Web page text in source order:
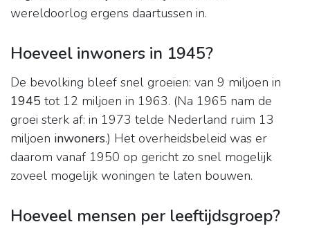
wereldoorlog ergens daartussen in.
Hoeveel inwoners in 1945?
De bevolking bleef snel groeien: van 9 miljoen in
1945 tot 12 miljoen in 1963. (Na 1965 nam de
groei sterk af: in 1973 telde Nederland ruim 13
miljoen inwoners.) Het overheidsbeleid was er
daarom vanaf 1950 op gericht zo snel mogelijk
zoveel mogelijk woningen te laten bouwen.
Hoeveel mensen per leeftijdsgroep?